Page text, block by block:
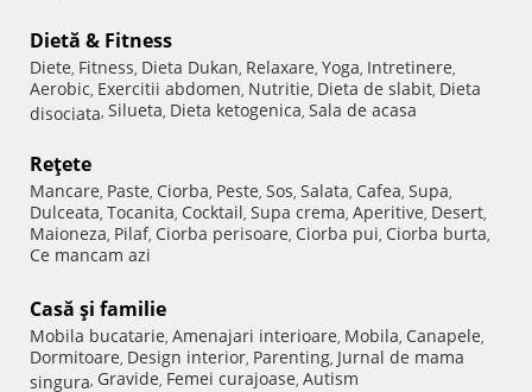
Dietă & Fitness
Diete, Fitness, Dieta Dukan, Relaxare, Yoga, Intretinere,
Aerobic, Exercitii abdomen, Nutritie, Dieta de slabit, Dieta
disociata, Silueta, Dieta ketogenica, Sala de acasa
Reţete
Mancare, Paste, Ciorba, Peste, Sos, Salata, Cafea, Supa,
Dulceata, Tocanita, Cocktail, Supa crema, Aperitive, Desert,
Maioneza, Pilaf, Ciorba perisoare, Ciorba pui, Ciorba burta,
Ce mancam azi
Casă şi familie
Mobila bucatarie, Amenajari interioare, Mobila, Canapele,
Dormitoare, Design interior, Parenting, Jurnal de mama
singura, Gravide, Femei curajoase, Autism